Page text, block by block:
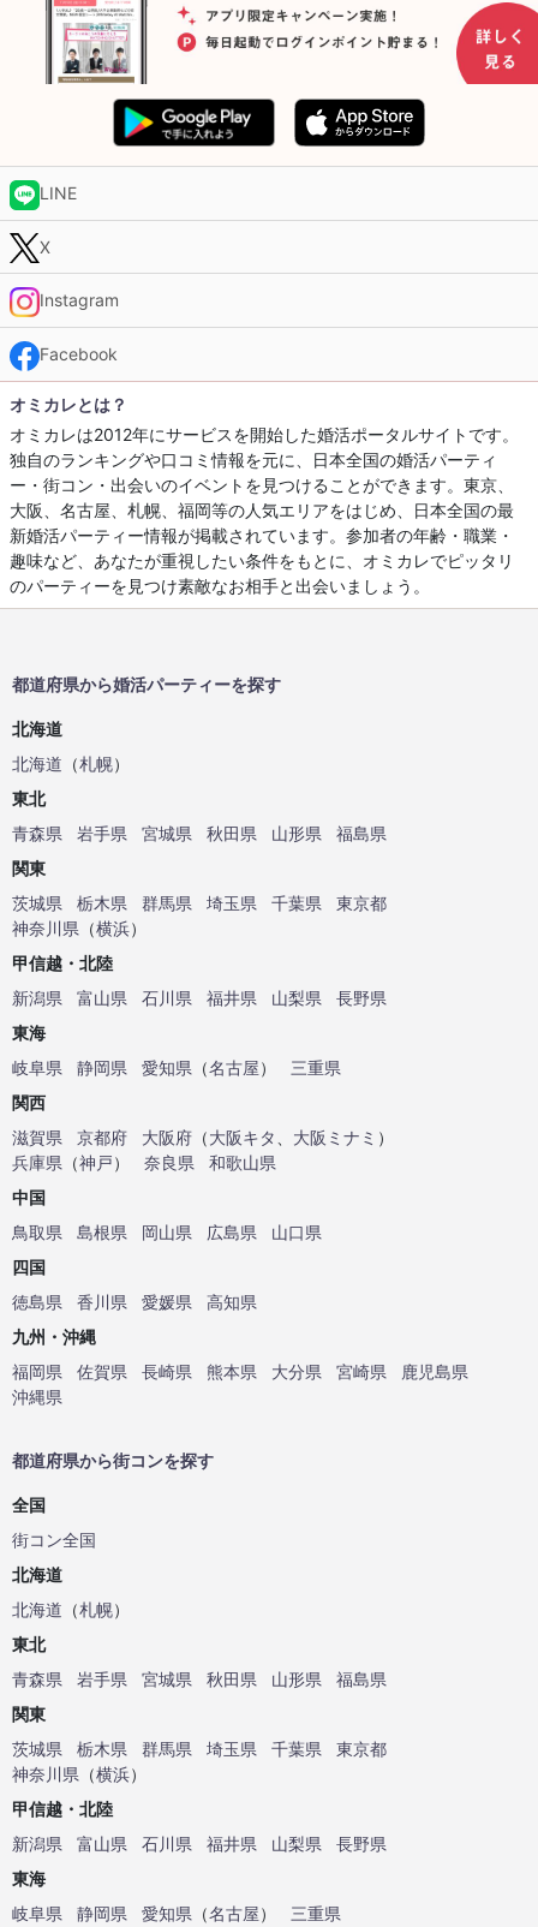
LINE
X
Instagram
Facebook
オミカレとは？
オミカレは2012年にサービスを開始した婚活ポータルサイトです。
独自のランキングや口コミ情報を元に、日本全国の婚活パーティ
ー・街コン・出会いのイベントを見つけることができます。東京、
大阪、名古屋、札幌、福岡等の人気エリアをはじめ、日本全国の最
新婚活パーティー情報が掲載されています。参加者の年齢・職業・
趣味など、あなたが重視したい条件をもとに、オミカレでピッタリ
のパーティーを見つけ素敵なお相手と出会いましょう。
都道府県から婚活パーティーを探す
北海道
北海道 （札幌）
東北
青森県
岩手県 宮城県 秋田県 山形県
福島県
関東
茨城県
栃木県 群馬県 埼玉県 千葉県
東京都
神奈川県 （横浜）
甲信越・北陸
新潟県
富山県 石川県 福井県 山梨県
長野県
東海
岐阜県
静岡県 愛知県 （名古屋）
三重県
関西
滋賀県
京都府 大阪府 （大阪キタ 大阪ミナミ ）
兵庫県 （神戸） 奈良県
和歌山県
中国
鳥取県
島根県 岡山県 広島県
山口県
四国
徳島県
香川県 愛媛県
高知県
九州・沖縄
福岡県
佐賀県 長崎県 熊本県 大分県 宮崎県
鹿児島県
沖縄県
都道府県から街コンを探す
全国
街コン全国
北海道
北海道 （札幌）
東北
青森県
岩手県 宮城県 秋田県 山形県
福島県
関東
茨城県
栃木県 群馬県 埼玉県 千葉県
東京都
神奈川県 （横浜）
甲信越・北陸
新潟県
富山県 石川県 福井県 山梨県
長野県
東海
岐阜県
静岡県 愛知県 （名古屋）
三重県